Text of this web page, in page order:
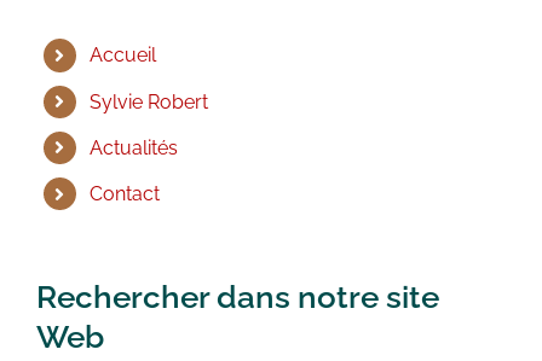
Accueil
Sylvie Robert
Actualités
Contact
Rechercher dans notre site
Web